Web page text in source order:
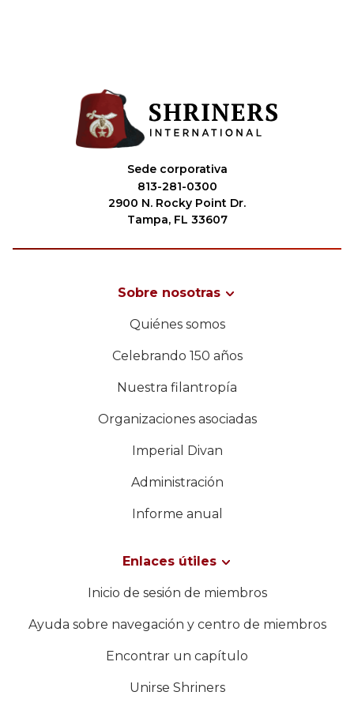
Sede corporativa
813-281-0300
2900 N. Rocky Point Dr.
Tampa, FL 33607
Sobre nosotras
Quiénes somos
Celebrando 150 años
Nuestra filantropía
Organizaciones asociadas
Imperial Divan
Administración
Informe anual
Enlaces útiles
Inicio de sesión de miembros
Ayuda sobre navegación y centro de miembros
Encontrar un capítulo
Unirse Shriners